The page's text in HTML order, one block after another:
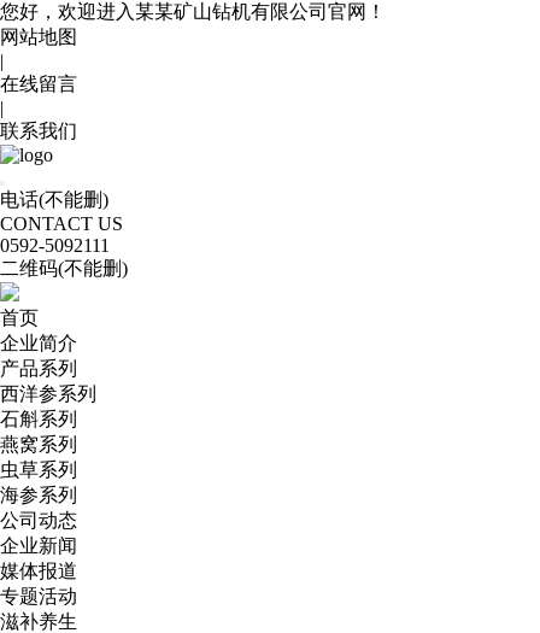
您好，欢迎进入某某矿山钻机有限公司官网！
网站地图
|
在线留言
|
联系我们
电话(不能删)
CONTACT US
0592-5092111
二维码(不能删)
首页
企业简介
产品系列
西洋参系列
石斛系列
燕窝系列
虫草系列
海参系列
公司动态
企业新闻
媒体报道
专题活动
滋补养生